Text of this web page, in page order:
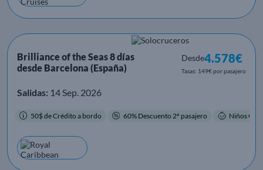
Brilliance of the Seas 8 días
desde Barcelona (España)
Desde4.578€
Tasas: 149€ por pasajero
Salidas: 14 Sep. 2026
50$ de Crédito a bordo 60% Descuento 2º pasajero Niños